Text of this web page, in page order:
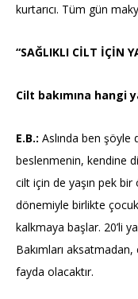
kurtarıcı. Tüm gün
“SAĞLIKLI CİLT İÇİN
Cilt bakımına
E.B.: Aslında ben şöyle
beslenmenin, kendine
cilt için de yaşın pek
dönemiyle birlikte
kalkmaya başlar. 20’li
Bakımları
fayda olacaktır.